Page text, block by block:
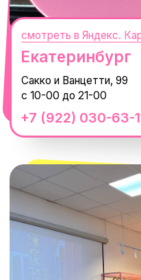
Сочи
Село Эстосадок, ТРЦ Горки Молл,
Горная Карусель, 3
+7 (919) 374-04-04
с 10-00 до 22-00